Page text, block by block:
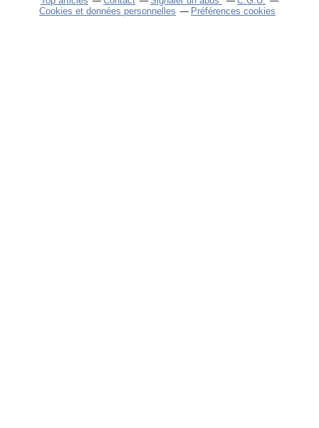
Cookies et données personnelles
Préférences cookies